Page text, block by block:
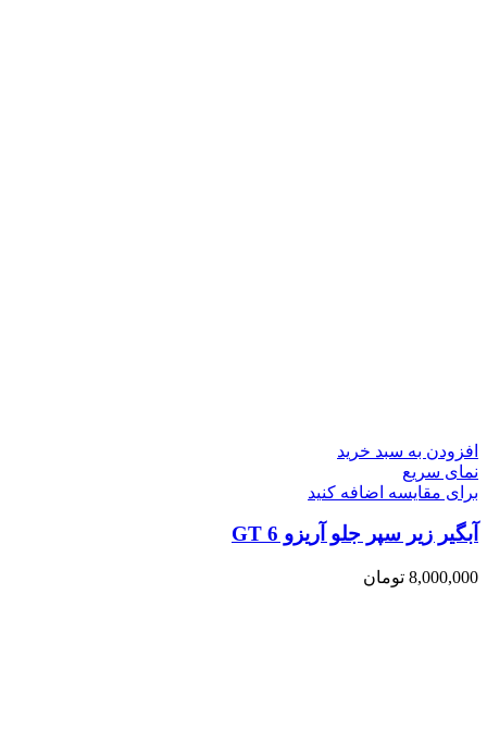
افزودن به سبد خرید
نمای سریع
برای مقایسه اضافه کنید
آبگیر زیر سپر جلو آریزو 6 GT
8,000,000 تومان